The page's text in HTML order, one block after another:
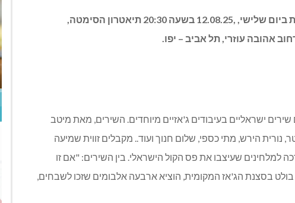
יום שני, 04.08.25, בשעה 20:30, והצגה נוספת ביום שלישי, ,12.08.25 בשעה 20:30 תיאטרון הסימטה,
אהובה עוזרי, תל אביב – יפו.
ישראליים בעיבודים ג'אזיים מיוחדים. השירים, מאת מיטב
נורית הירש, מתי כספי, שלום חנוך ועוד.. מקבלים זווית שמיעה
למלחינים שעיצבו את פס הקול הישראלי. בין השירים: "אם זו
בסצנת הג'אז המקומית, הוציא ארבעה אלבומים שזכו לשבחים,